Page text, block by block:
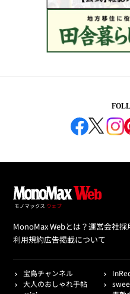
MonoMax Webとは？運営会社採
利用規約広告掲載について
宝島チャンネル
大人のおしゃれ手帖